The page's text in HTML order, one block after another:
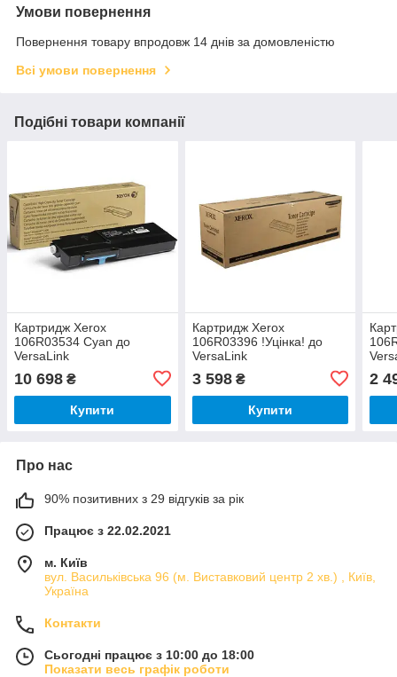
Умови повернення
Повернення товару впродовж 14 днів за домовленістю
Всі умови повернення
Подібні товари компанії
Картридж Xerox
106R03534 Cyan до
VersaLink
C405N/C405DN
10 698 ₴
Купити
Картридж Xerox
106R03396 !Уцінка! до
VersaLink
3 598₴
Купити
2
Про нас
90% позитивних з 29 відгуків за рік
Працює з 22.02.2021
м. Київ
вул. Васильківська 96 (м. Виставковий центр 2 хв.) , Київ,
Україна
Контакти
Сьогодні працює з 10:00 до 18:00
Показати весь графік роботи